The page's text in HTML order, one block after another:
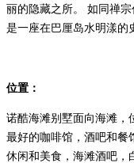
丽的隐藏之所。 如同禅
是一座在巴厘岛水明漾的
位置：
诺酷海滩别墅面向海滩，
最好的咖啡馆，酒吧和餐
休闲和美食，海滩酒吧，